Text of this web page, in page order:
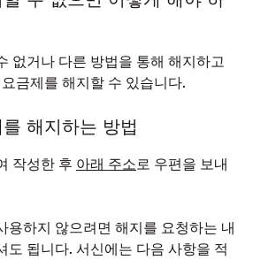
없거나 다른 방법을 통해 해지하고
금제를 해지할 수 있습니다.
해지하는 방법
작성한 후 아래 주소로 우편을 보내
용하지 않으려면 해지를 요청하는 내
도 됩니다. 서신에는 다음 사항을 적